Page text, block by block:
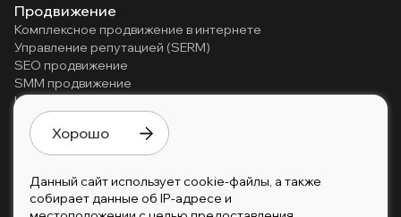
Продвижение
Комплексное продвижение в интернете
Управление репутацией (SERM)
SEO продвижение
SMM продвижение
Контекстная реклама
Реклама в Телеграм
Автоматизация
Внедрение Битрикс24
Данный сайт использует cookie-файлы, а также
собирает данные об IP-адресе и
Хорошо